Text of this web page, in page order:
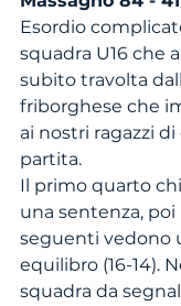
Esordio
squadra U16 che
subito travolta
friborghese che
ai nostri ragazzi
partita.
Il primo quarto
una sentenza,
seguenti vedono
equilibro (16-14).
squadra da